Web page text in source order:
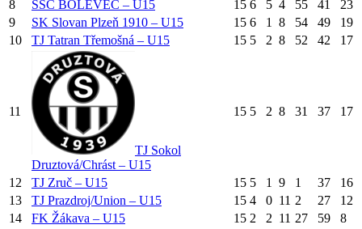
8
SSC BOLEVEC – U15 15 6 5 4 55 41
23
9
SK Slovan Plzeň 1910 – U15 15 6 1 8 54 49
19
10
TJ Tatran Třemošná – U15 15 5 2 8 52 42 17
11
TJ Sokol
Druztová/Chrást – U15
15 5 2 8 31 37 17
12 TJ Zruč – U15 15 5 1 9 1 37
16
13
TJ Prazdroj/Union – U15 15 4 0 11 2 27
12
14
FK Žákava – U15 15 2 2 11 27 59 8